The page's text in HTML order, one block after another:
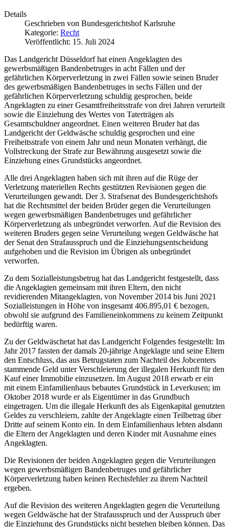
Details
Geschrieben von Bundesgerichtshof Karlsruhe
Kategorie: Recht
Veröffentlicht: 15. Juli 2024
Das Landgericht Düsseldorf hat einen Angeklagten des
gewerbsmäßigen Bandenbetruges in acht Fällen und der
gefährlichen Körperverletzung in zwei Fällen sowie seinen Bruder
des gewerbsmäßigen Bandenbetruges in sechs Fällen und der
gefährlichen Körperverletzung schuldig gesprochen, beide
Angeklagten zu einer Gesamtfreiheitsstrafe von drei Jahren verurteilt
sowie die Einziehung des Wertes von Taterträgen als
Gesamtschuldner angeordnet. Einen weiteren Bruder hat das
Landgericht der Geldwäsche schuldig gesprochen und eine
Freiheitsstrafe von einem Jahr und neun Monaten verhängt, die
Vollstreckung der Strafe zur Bewährung ausgesetzt sowie die
Einziehung eines Grundstücks angeordnet.
Alle drei Angeklagten haben sich mit ihren auf die Rüge der
Verletzung materiellen Rechts gestützten Revisionen gegen die
Verurteilungen gewandt. Der 3. Strafsenat des Bundesgerichtshofs
hat die Rechtsmittel der beiden Brüder gegen die Verurteilungen
wegen gewerbsmäßigen Bandenbetruges und gefährlicher
Körperverletzung als unbegründet verworfen. Auf die Revision des
weiteren Bruders gegen seine Verurteilung wegen Geldwäsche hat
der Senat den Strafausspruch und die Einziehungsentscheidung
aufgehoben und die Revision im Übrigen als unbegründet
verworfen.
Zu dem Sozialleistungsbetrug hat das Landgericht festgestellt, dass
die Angeklagten gemeinsam mit ihren Eltern, den nicht
revidierenden Mitangeklagten, von November 2014 bis Juni 2021
Sozialleistungen in Höhe von insgesamt 406.895,01 € bezogen,
obwohl sie aufgrund des Familieneinkommens zu keinem Zeitpunkt
bedürftig waren.
Zu der Geldwäschetat hat das Landgericht Folgendes festgestellt: Im
Jahr 2017 fassten der damals 20-jährige Angeklagte und seine Eltern
den Entschluss, das aus Betrugstaten zum Nachteil des Jobcenters
stammende Geld unter Verschleierung der illegalen Herkunft für den
Kauf einer Immobilie einzusetzen. Im August 2018 erwarb er ein
mit einem Einfamilienhaus bebautes Grundstück in Leverkusen; im
Oktober 2018 wurde er als Eigentümer in das Grundbuch
eingetragen. Um die illegale Herkunft des als Eigenkapital genutzten
Geldes zu verschleiern, zahlte der Angeklagte einen Teilbetrag über
Dritte auf seinem Konto ein. In dem Einfamilienhaus lebten alsdann
die Eltern der Angeklagten und deren Kinder mit Ausnahme eines
Angeklagten.
Die Revisionen der beiden Angeklagten gegen die Verurteilungen
wegen gewerbsmäßigen Bandenbetruges und gefährlicher
Körperverletzung haben keinen Rechtsfehler zu ihrem Nachteil
ergeben.
Auf die Revision des weiteren Angeklagten gegen die Verurteilung
wegen Geldwäsche hat der Strafausspruch und der Ausspruch über
die Einziehung des Grundstücks nicht bestehen bleiben können. Das